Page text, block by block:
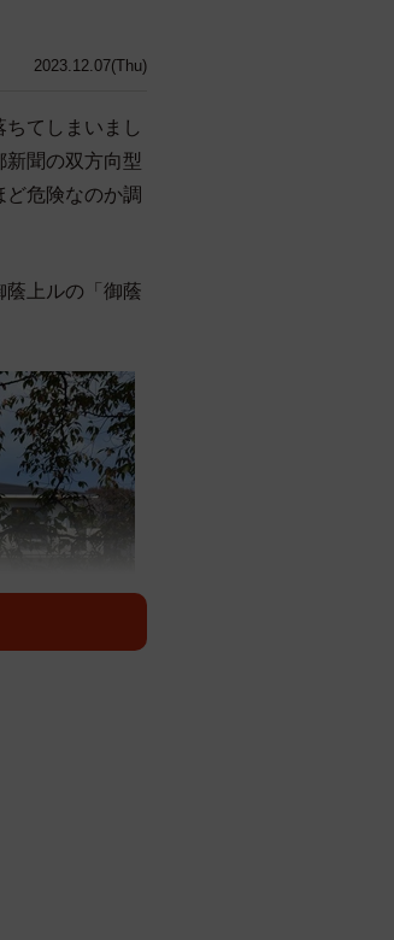
2023.12.07(Thu)
てしまいまし
聞の双方向型
危険なのか調
上ルの「御蔭